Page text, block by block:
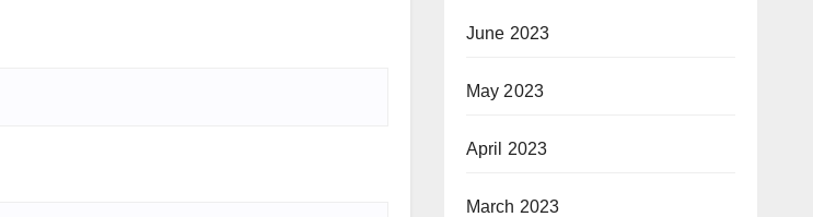
June 2023
May 2023
April 2023
March 2023